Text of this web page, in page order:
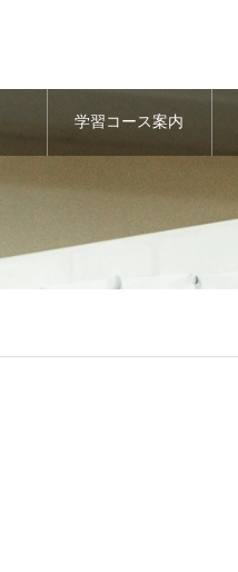
学習コース案内